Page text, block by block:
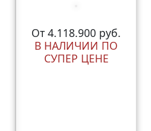
От 4.118.900 руб.
В НАЛИЧИИ ПО
СУПЕР ЦЕНЕ